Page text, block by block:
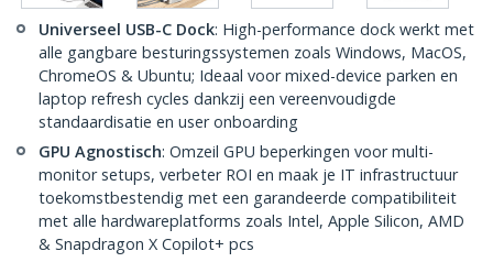
Universeel USB-C Dock: High-performance dock werkt met
alle gangbare besturingssystemen zoals Windows, MacOS,
ChromeOS & Ubuntu; Ideaal voor mixed-device parken en
laptop refresh cycles dankzij een vereenvoudigde
standaardisatie en user onboarding
GPU Agnostisch: Omzeil GPU beperkingen voor multi-
monitor setups, verbeter ROI en maak je IT infrastructuur
toekomstbestendig met een garandeerde compatibiliteit
met alle hardwareplatforms zoals Intel, Apple Silicon, AMD
& Snapdragon X Copilot+ pcs